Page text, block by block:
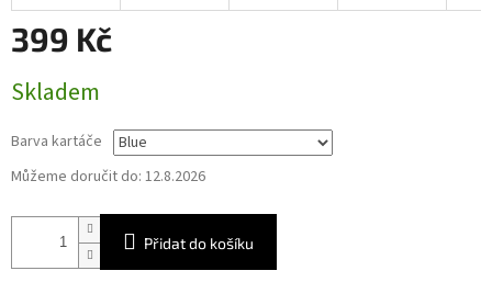
399 Kč
cena:
Skladem
Barva kartáče
Můžeme doručit do: 12.8.2026
Přidat do košíku